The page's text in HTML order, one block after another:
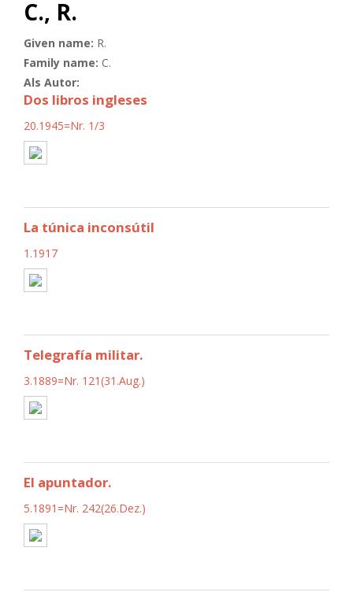
C., R.
Given name: R.
Family name: C.
Als Autor:
Dos libros ingleses
20.1945=Nr. 1/3
La túnica inconsútil
1.1917
Telegrafía militar.
3.1889=Nr. 121(31.Aug.)
El apuntador.
5.1891=Nr. 242(26.Dez.)